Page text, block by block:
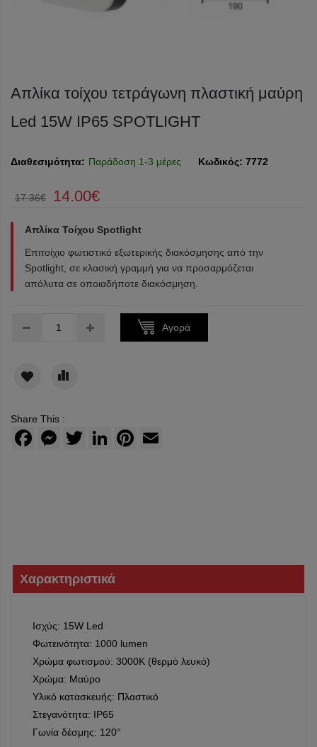
Απλίκα τοίχου τετράγωνη πλαστική μαύρη
Led 15W IP65 SPOTLIGHT
Διαθεσιμότητα: Παράδοση 1-3 μέρες Κωδικός: 7772
17.36€ 14.00€
Απλίκα Τοίχου Spotlight
Επιτοίχιο φωτιστικό εξωτερικής διακόσμησης από την
Spotlight, σε κλασική γραμμή για να προσαρμόζεται
απόλυτα σε οποιαδήποτε διακόσμηση.
Αγορά
Share This :
FacebookMessenger
Twitter LinkedInPinterest
Χαρακτηριστικά
Ισχύς: 15W Led
Φωτεινότητα: 1000 lumen
Χρώμα φωτισμού: 3000Κ (θερμό λευκό)
Χρώμα: Μαύρο
Υλικό κατασκευής: Πλαστικό
Στεγανότητα: IP65
Γωνία δέσμης: 120°